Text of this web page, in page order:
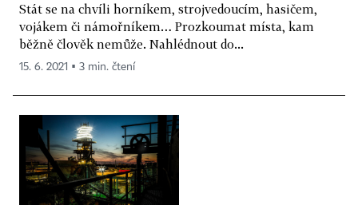
Stát se na chvíli horníkem, strojvedoucím, hasičem,
vojákem či námořníkem… Prozkoumat místa, kam
běžně člověk nemůže. Nahlédnout do...
15. 6. 2021 ▪ 3 min. čtení